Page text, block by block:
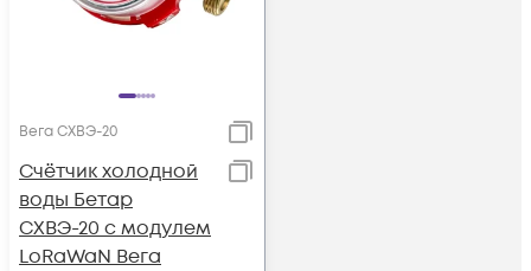
Вега СХВЭ-20
Счётчик холодной
воды Бетар
СХВЭ-20 с модулем
LoRaWaN Вега